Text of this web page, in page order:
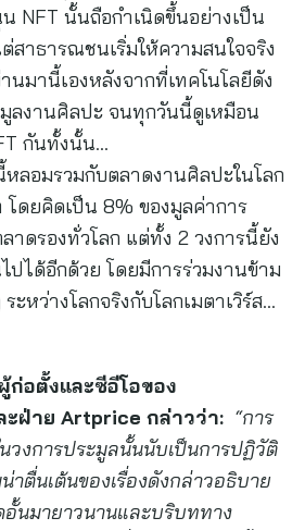
NFT นั้นถือกำเนิดขึ้นอย่างเป็น
สาธารณชนเริ่มให้ความสนใจจริง
นมานี้เองหลังจากที่เทคโนโลยีดัง
มูลงานศิลปะ จนทุกวันนี้ดูเหมือน
กันทั้งนั้น…
ลอมรวมกับตลาดงานศิลปะในโลก
ดยคิดเป็น 8% ของมูลค่าการ
าดรองทั่วโลก แต่ทั้ง 2 วงการนี้ยัง
ปได้อีกด้วย โดยมีการร่วมงานข้าม
ะหว่างโลกจริงกับโลกเมตาเวิร์ส…
อตั้งและซีอีโอของ
ฝ่าย Artprice กล่าวว่า: “การ
วงการประมูลนั้นนับเป็นการปฏิวัติ
าตื่นเต้นของเรื่องดังกล่าวอธิบาย
นมายาวนานและบริบททาง